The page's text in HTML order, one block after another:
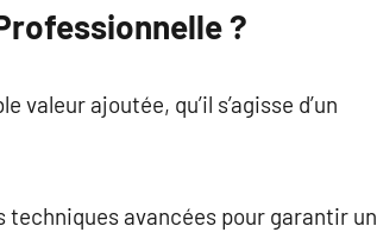
?
ajoutée, qu’il s’agisse d’un
avancées pour garantir un